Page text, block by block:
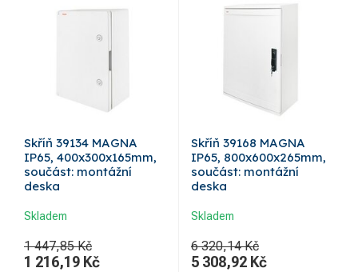
Skříň 39134 MAGNA
IP65, 400x300x165mm,
součást: montážní
deska
Skladem
1 447,85 Kč
1 216,19 Kč
Skříň 39168 MAGNA
IP65, 800x600x265mm,
součást: montážní
deska
Skladem
6 320,14 Kč
5 308,92 Kč